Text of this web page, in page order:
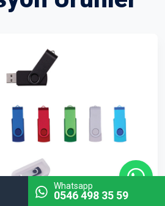
Whatsapp
0546 498 35 59